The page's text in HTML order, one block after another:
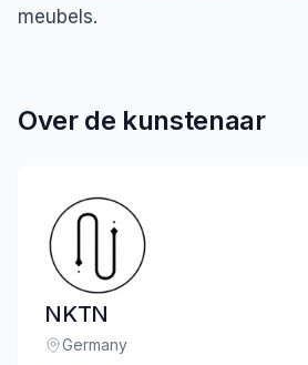
meubels.
Over de kunstenaar
NKTN
Locatie:
Germany